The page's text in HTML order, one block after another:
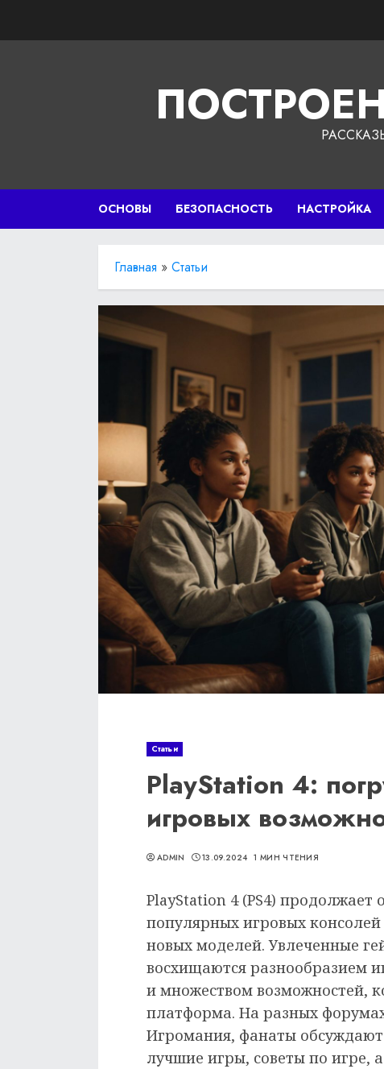
ОСНОВЫ БЕЗОПАСНОСТЬ НАСТРОЙКА
Главная » Статьи
Статьи
PlayStation 4:
игровых
ADMIN 13.09.2024 1 МИН ЧТЕНИЯ
PlayStation 4 (PS4) продолжает
популярных игровых
новых моделей. Увлеченные
восхищаются разнообразием
и множеством возможностей,
платформа. На разных
Игромания, фанаты обсуждают
лучшие игры, советы по игре,